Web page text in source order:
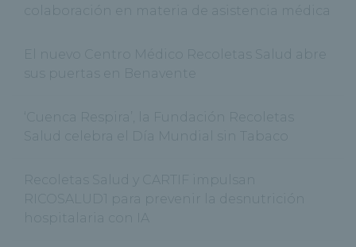
colaboración en materia de asistencia médica
El nuevo Centro Médico Recoletas Salud abre
sus puertas en Benavente
‘Cuenca Respira’, la Fundación Recoletas
Salud celebra el Día Mundial sin Tabaco
Recoletas Salud y CARTIF impulsan
RICOSALUD1 para prevenir la desnutrición
hospitalaria con IA